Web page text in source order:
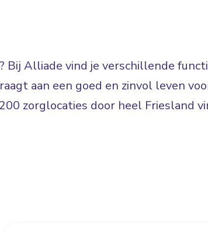
Bij Alliade vind je verschillende
aan een goed en zinvol leven
zorglocaties door heel Friesland